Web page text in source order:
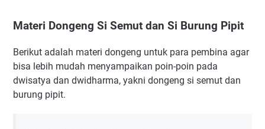
Materi Dongeng Si Semut dan Si Burung Pipit
Berikut adalah materi dongeng untuk para pembina agar
bisa lebih mudah menyampaikan poin-poin pada
dwisatya dan dwidharma, yakni dongeng si semut dan
burung pipit.